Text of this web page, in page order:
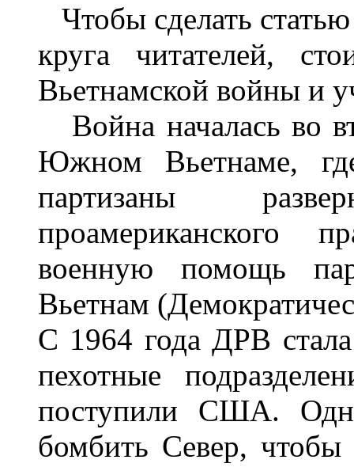
Чтобы сделать
круга читателей,
Вьетнамской войны и
Война началась во
Южном Вьетнаме,
партизаны
проамериканского
военную помощь
Вьетнам
С 1964 года ДРВ
пехотные
поступили США.
бомбить Север, чтобы